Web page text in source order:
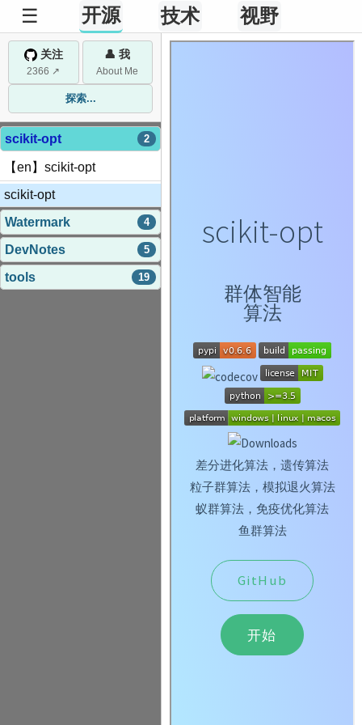
☰ 开源 技术 视野
关注
2366 ↗
👤 我
About Me
探索...
scikit-opt 2
【en】scikit-opt
scikit-opt
Watermark
4
DevNotes 5
tools 19